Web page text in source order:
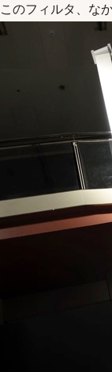
このフィルタ、な